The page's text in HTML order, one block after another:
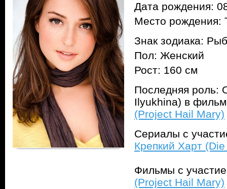
Дата рождения:
Место рождения:
Знак зодиака:
Пол: Женский
Рост: 160 см
Последняя роль:
Ilyukhina) в
(Project Hail Mary)
Сериалы с
Крепкий Харт
Фильмы с
(Project Hail Mary)